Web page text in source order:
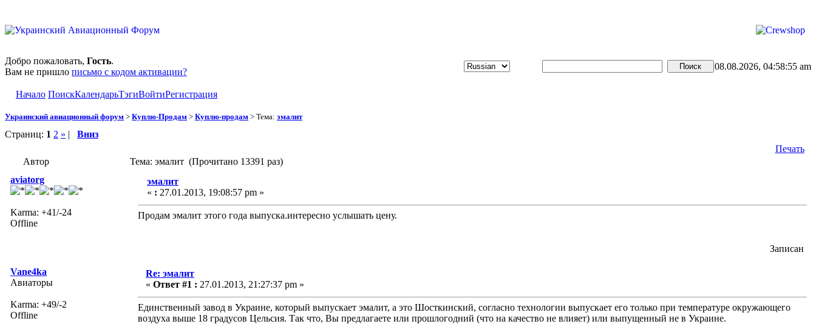
Добро пожаловать, Гость.
Вам не пришло письмо с кодом активации?
08.08.2026, 04:58:55 am
Начало ПоискКалендарьТэгиВойтиРегистрация
Украинский авиационный форум > Куплю-Продам > Куплю-продам > Тема: эмалит
Страниц: 1 2 » | Вниз
Печать
Автор
Тема: эмалит (Прочитано 13391 раз)
aviatorg
Karma: +41/-24
Offline
эмалит
« : 27.01.2013, 19:08:57 pm »
Продам эмалит этого года выпуска.интересно услышать цену.
Записан
Vane4ka
Авиаторы
Karma: +49/-2
Offline
Re: эмалит
« Ответ #1 : 27.01.2013, 21:27:37 pm »
Единственный завод в Украине, который выпускает эмалит, а это Шосткинский, согласно технологии выпускает его только при температуре окружающего
воздуха выше 18 градусов Цельсия. Так что, Вы предлагаете или прошлогодний (что на качество не влияет) или выпущенный не в Украине.